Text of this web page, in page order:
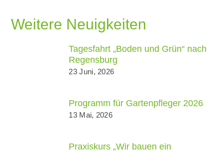
Weitere Neuigkeiten
Tagesfahrt „Boden und Grün“ nach
Regensburg
23 Juni, 2026
Programm für Gartenpfleger 2026
13 Mai, 2026
Praxiskurs „Wir bauen ein